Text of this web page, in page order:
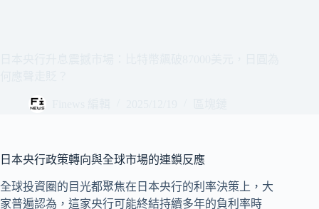
日本央行政策轉向與全球市場的連鎖反應
全球投資圈的目光都聚焦在日本央行的利率決策上，大
家普遍認為，這家央行可能終結持續多年的負利率時